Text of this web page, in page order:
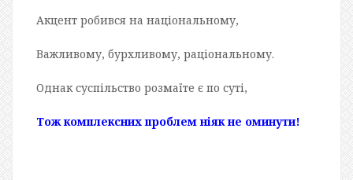
Акцент робився на національному,
Важливому, бурхливому, раціональному.
Однак суспільство розмаїте є по суті,
Тож комплексних проблем ніяк не оминути!